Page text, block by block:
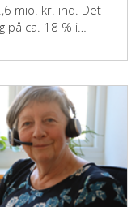
mio. kr. ind. Det
på ca. 18 % i